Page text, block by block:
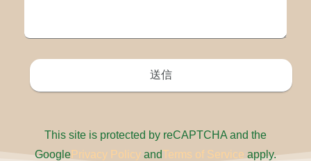
This site is protected by reCAPTCHA and the
GooglePrivacy Policy andTerms of Service apply.